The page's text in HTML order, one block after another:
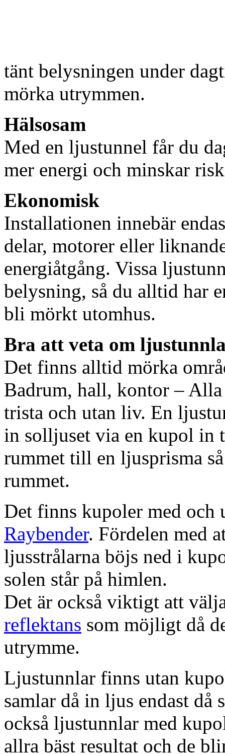
tänt belysningen under
mörka utrymmen.
Hälsosam
Med en ljustunnel får du
mer energi och minskar
Ekonomisk
Installationen innebär
delar, motorer eller
energiåtgång. Vissa
belysning, så du alltid har
bli mörkt utomhus.
Bra att veta om
Det finns alltid mörka
Badrum, hall, kontor – Alla
trista och utan liv. En
in solljuset via en kupol in
rummet till en ljusprisma
rummet.
Det finns kupoler med och
Raybender. Fördelen med
ljusstrålarna böjs ned i
solen står på himlen.
Det är också viktigt att
reflektans som möjligt då
utrymme.
Ljustunnlar finns utan
samlar då in ljus endast då
också ljustunnlar med
allra bäst resultat och de